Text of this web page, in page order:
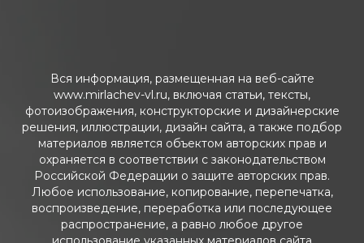
Вся информация, размещенная на веб-сайте
www.mirlachev-vl.ru, включая статьи, тексты,
фотоизображения, конструкторские и дизайнерские
решения, иллюстрации, дизайн сайта, а также подбор
материалов является объектом авторских прав и
охраняется в соответствии с законодательством
Российской Федерации о защите авторских прав.
Любое использование, копирование, перепечатка,
воспроизведение, переработка или последующее
распространение, а равно любое другое